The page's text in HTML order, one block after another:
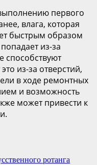
первого
влага, которая
быстрым образом
из-за
способствуют
из-за отверстий,
в ходе ремонтных
и возможность
может привести к
ротанга